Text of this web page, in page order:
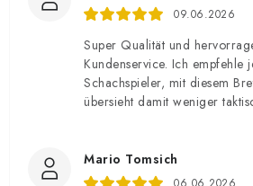
09.06.2026
Super Qualität und
Kundenservice. Ich empfehle
Schachspieler, mit diesem
übersieht damit weniger
Mario Tomsich